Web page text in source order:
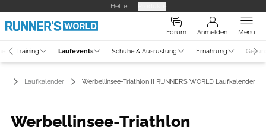
Hefte
Forum Anmelden Menü
Training Laufevents Schuhe & Ausrüstung Ernährung
Laufkalender Werbellinsee-Triathlon II RUNNER’S WORLD Laufkalender
Werbellinsee-Triathlon